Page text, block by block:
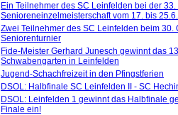
Ein Teilnehmer des SC Leinfelden bei der
Senioreneinzelmeisterschaft vom 17. bis
Zwei Teilnehmer des SC Leinfelden beim
Seniorenturnier
Fide-Meister Gerhard Junesch gewinnt das
Schwabengarten in Leinfelden
Jugend-Schachfreizeit in den Pfingstferien
DSOL: Halbfinale SC Leinfelden II - SC
DSOL: Leinfelden 1 gewinnt das Halbfinale
Finale ein!